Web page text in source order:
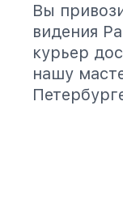
Вы
видения
курьер
нашу